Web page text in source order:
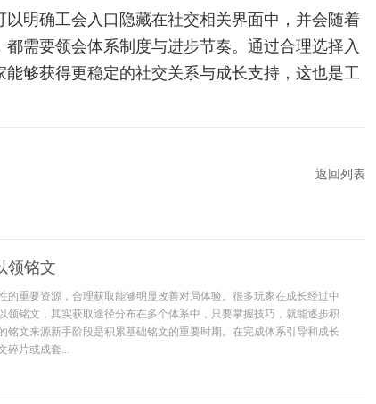
明确工会入口隐藏在社交相关界面中，并会随着
需要领会体系制度与进步节奏。通过合理选择入
够获得更稳定的社交关系与成长支持，这也是工
返回列表
领铭文
的重要资源，合理获取能够明显改善对局体验。很多玩家在成长经过中
领铭文，其实获取途径分布在多个体系中，只要掌握技巧，就能逐步积
铭文来源新手阶段是积累基础铭文的重要时期。在完成体系引导和成长
碎片或成套...